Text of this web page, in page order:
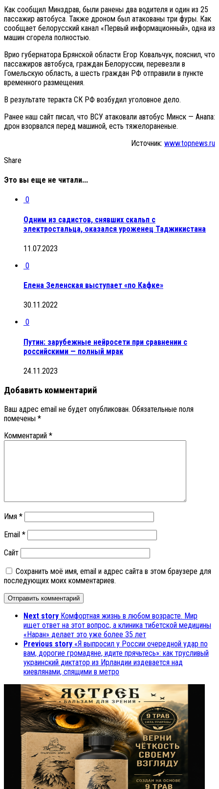
Как сообщил Минздрав, были ранены два водителя и один из 25
пассажир автобуса. Также дроном был атакованы три фуры. Как
сообщает белорусский канал «Первый информационный», одна из
машин сгорела полностью.
Врио губернатора Брянской области Егор Ковальчук, пояснил, что
пассажиров автобуса, граждан Белоруссии, перевезли в
Гомельскую область, а шесть граждан РФ отправили в пункте
временного размещения.
В результате теракта СК РФ возбудил уголовное дело.
Ранее наш сайт писал, что ВСУ атаковали автобус Минск — Анапа:
дрон взорвался перед машиной, есть тяжелораненые.
Источник: www.topnews.ru
Share
Это вы еще не читали...
0
Одним из садистов, снявших скальп с
электростальца, оказался уроженец Таджикистана
11.07.2023
0
Елена​ Зеленская выступает «по Кафке»​
30.11.2022
0
Путин: зарубежные нейросети при сравнении с
российскими — полный мрак
24.11.2023
Добавить комментарий
Ваш адрес email не будет опубликован. Обязательные поля
помечены *
Комментарий *
Имя *
Email *
Сайт
Сохранить моё имя, email и адрес сайта в этом браузере для
последующих моих комментариев.
Next story Комфортная жизнь в любом возрасте. Мир
ищет ответ на этот вопрос, а клиника тибетской медицины
«Наран» делает это уже более 35 лет
Previous story «Я выпросил у России очередной удар по
вам, дорогие громадяне, идите прячьтесь»: как трусливый
украинский диктатор из Ирландии издевается над
киевлянами, спящими в метро